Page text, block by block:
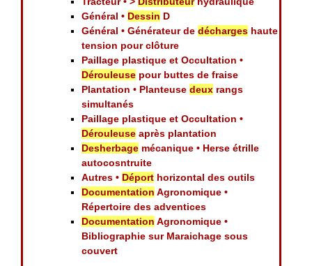
Général • Dessin D
Général • Générateur dedécharges haute
tension pour clôture
Paillage plastique et Occultation •
Dérouleuse pour buttes de fraise
Plantation • Planteusedeux rangs
simultanés
Paillage plastique et Occultation •
Dérouleuse après plantation
Desherbage mécanique • Herse étrille
autocosntruite
Autres • Déport horizontal des outils
Documentation Agronomique •
Répertoire des adventices
Documentation Agronomique •
Bibliographie sur Maraichage sous
couvert